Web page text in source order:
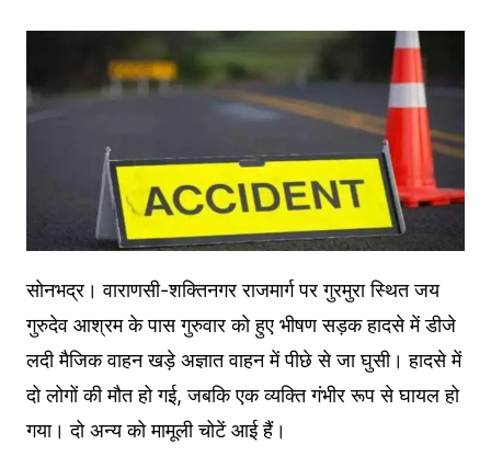
सोनभद्र। वाराणसी-शक्तिनगर राजमार्ग पर गुरमुरा स्थित जय
गुरुदेव आश्रम के पास गुरुवार को हुए भीषण सड़क हादसे में डीजे
लदी मैजिक वाहन खड़े अज्ञात वाहन में पीछे से जा घुसी। हादसे में
दो लोगों की मौत हो गई, जबकि एक व्यक्ति गंभीर रूप से घायल हो
गया। दो अन्य को मामूली चोटें आई हैं।